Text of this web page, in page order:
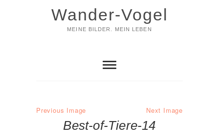
Wander-Vogel
MEINE BILDER. MEIN LEBEN
Previous Image Next Image
Best-of-Tiere-14